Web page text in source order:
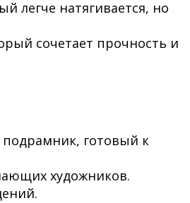
легче натягивается, но
сочетает прочность и
подрамник, готовый к
художников.